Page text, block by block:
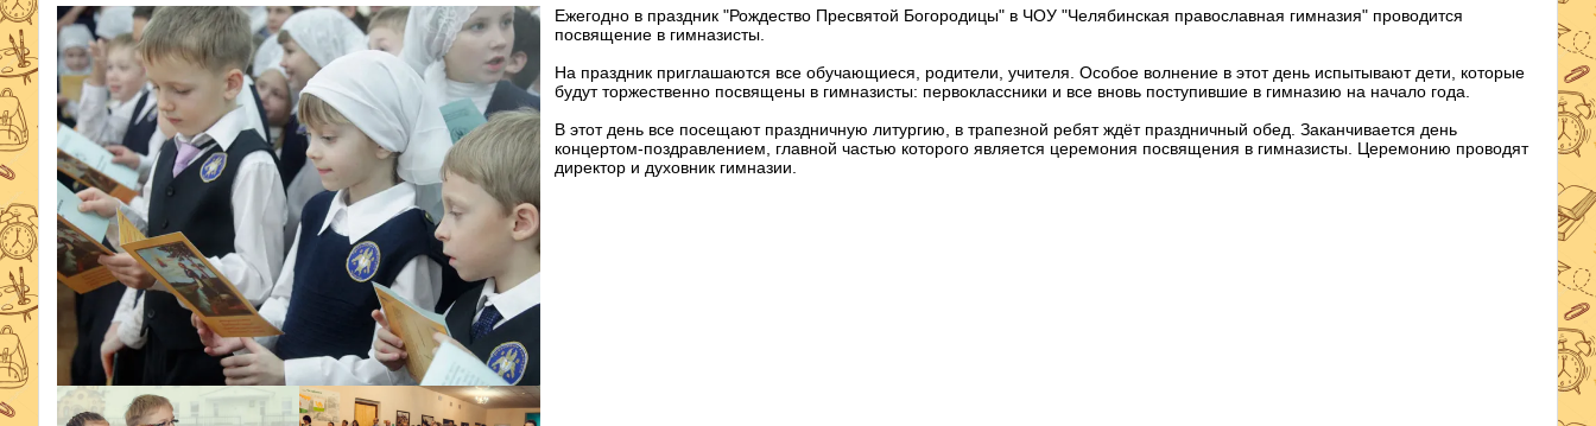
Ежегодно в праздник "Рождество Пресвятой Богородицы" в ЧОУ "Челябинская православная гимназия" проводится
посвящение в гимназисты.
На праздник приглашаются все обучающиеся, родители, учителя. Особое волнение в этот день испытывают дети, которые
будут торжественно посвящены в гимназисты: первоклассники и все вновь поступившие в гимназию на начало года.
В этот день все посещают праздничную литургию, в трапезной ребят ждёт праздничный обед. Заканчивается день
концертом-поздравлением, главной частью которого является церемония посвящения в гимназисты. Церемонию проводят
директор и духовник гимназии.